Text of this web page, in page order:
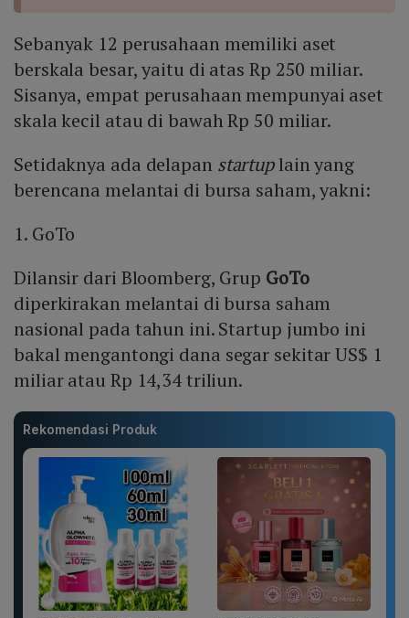
Sebanyak 12 perusahaan memiliki aset
berskala besar, yaitu di atas Rp 250 miliar.
Sisanya, empat perusahaan mempunyai aset
skala kecil atau di bawah Rp 50 miliar.
Setidaknya ada delapan startuplain yang
berencana melantai di bursa saham, yakni:
1. GoTo
Dilansir dari Bloomberg, Grup GoTo
diperkirakan melantai di bursa saham
nasional pada tahun ini. Startup jumbo ini
bakal mengantongi dana segar sekitar US$ 1
miliar atau Rp 14,34 triliun.
Rekomendasi Produk